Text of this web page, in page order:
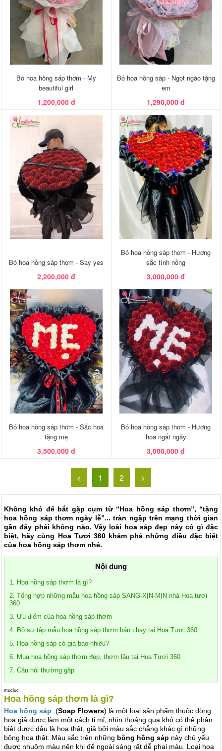
Bó hoa hồng sáp thơm - My
beautiful girl
1,200,000 đ
Bó hoa hồng sáp - Ngọt ngào tặng
em
1,290,000 đ
Bó hoa hồng sáp thơm - Say yes
2,200,000 đ
Bó hoa hồng sáp thơm - Hương
sắc tình nồng
3,000,000 đ
Bó hoa hồng sáp thơm - Sắc hoa
tặng mẹ
3,500,000 đ
Bó hoa hồng sáp thơm - Hương
hoa ngất ngây
3,000,000 đ
< 1 2 >
Không khó để bắt gặp cụm từ “Hoa hồng sáp thơm”, “tặng
hoa hồng sáp thơm ngày lễ”... tràn ngập trên mạng thời gian
gần đây phải không nào. Vậy loài hoa sáp đẹp này có gì đặc
biệt, hãy cùng Hoa Tươi 360 khám phá những điều đặc biệt
của hoa hồng sáp thơm nhé.
Nội dung
1. Hoa hồng sáp thơm là gì?
2. Tổng hợp những mẫu hoa hồng sáp SANG-XỊN-MỊN nhà Hoa tươi
360
3. Ưu điểm của hoa hồng sáp thơm
4. Bộ sư tập mẫu hoa hồng sáp thơm bán chạy tại Hoa Tươi 360
5. Hoa hồng sáp có giá bao nhiêu?
6. Mua hoa hồng sáp thơm đẹp, thơm lâu tại Hoa Tươi 360
7. Câu hỏi thường gặp
mucluc
Hoa hồng sáp thơm là gì?
Hoa hồng sáp (Soap Flowers) là một loại sản phẩm thuộc dòng
hoa giả được làm một cách tỉ mỉ, nhìn thoáng qua khó có thể phân
biệt được đâu là hoa thật, giả bởi màu sắc chẳng khác gì những
bông hoa thật. Màu sắc trên những bông hồng sáp này chủ yếu
được nhuộm màu nên khi để ngoài sáng rất dễ phai màu. Loại hoa